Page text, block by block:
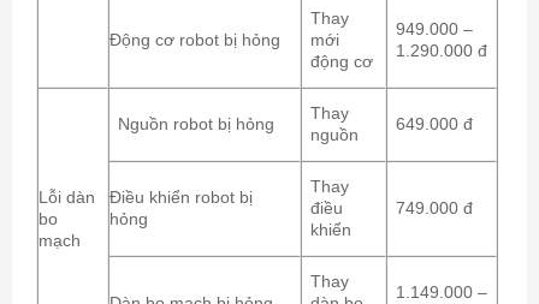
Động cơ robot bị hỏng
Thay
mới
động cơ
949.000 –
1.290.000 đ
Lỗi dàn
bo
mạch
Nguồn robot bị hỏng
Thay
nguồn
649.000 đ
Điều khiển robot bị
hỏng
Thay
điều
khiển
749.000 đ
Thay
1.149.000 –